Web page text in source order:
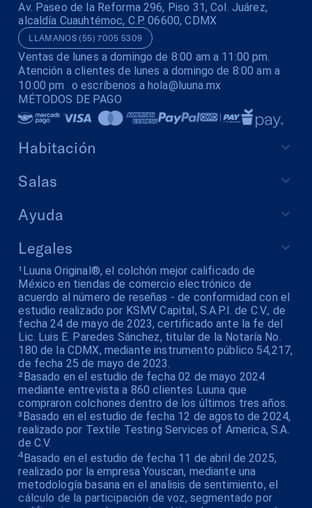
Av. Paseo de la Reforma 296, Piso 31, Col. Juárez,
alcaldía Cuauhtémoc, C.P. 06600, CDMX
LLÁMANOS (55) 7005 5309
Ventas de lunes a domingo de 8:00 am a 11:00 pm.
Atención a clientes de lunes a domingo de 8:00 am a
10:00 pm o escríbenos a hola@luuna.mx
MÉTODOS DE PAGO
Habitación
Salas
Ayuda
Legales
¹Luuna Original®, el colchón mejor calificado de
México en tiendas de comercio electrónico de
acuerdo al número de reseñas - de conformidad con el
estudio realizado por KSMV Capital, S.A.P.I. de C.V., de
fecha 24 de mayo de 2023, certificado ante la fe del
Lic. Luis E. Paredes Sánchez, titular de la Notaría No.
180 de la CDMX, mediante instrumento público 54,217,
de fecha 25 de mayo de 2023.
²Basado en el estudio de fecha 02 de mayo 2024
mediante entrevista a 860 clientes Luuna que
compraron colchones dentro de los últimos tres años.
³Basado en el estudio de fecha 12 de agosto de 2024,
realizado por Textile Testing Services of America, S.A.
de C.V.
4Basado en el estudio de fecha 11 de abril de 2025,
realizado por la empresa Youscan, mediante una
metodología basana en el analisis de sentimiento, el
cálculo de la participación de voz, segmentado por